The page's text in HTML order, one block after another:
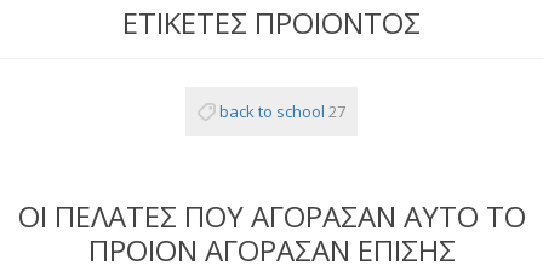
ΕΤΙΚΕΤΕΣ ΠΡΟΙΟΝΤΟΣ
back to school 27
ΟΙ ΠΕΛΑΤΕΣ ΠΟΥ ΑΓΟΡΑΣΑΝ ΑΥΤΟ ΤΟ
ΠΡΟΙΟΝ ΑΓΟΡΑΣΑΝ ΕΠΙΣΗΣ